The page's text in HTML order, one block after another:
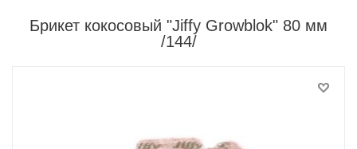
Брикет кокосовый "Jiffy Growblok" 80 мм
/144/